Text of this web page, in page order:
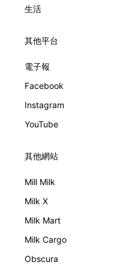
生活
其他平台
電子報
Facebook
Instagram
YouTube
其他網站
Mill Milk
Milk X
Milk Mart
Milk Cargo
Obscura